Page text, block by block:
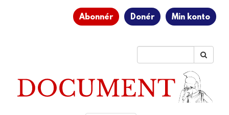
Abonnér Donér Min konto